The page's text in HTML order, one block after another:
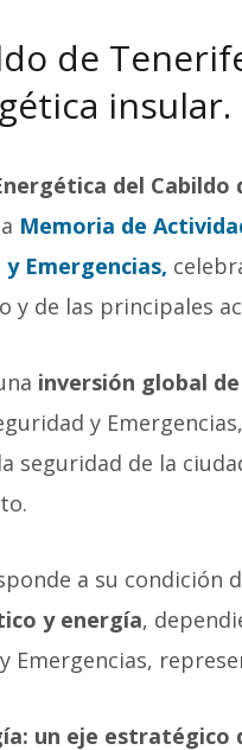
de
insular.
del Cabildo
Memoria de
Emergencias,
y de las principales
inversión global
y
de la
a su condición
y energía,
Emergencias,
un eje estratégico